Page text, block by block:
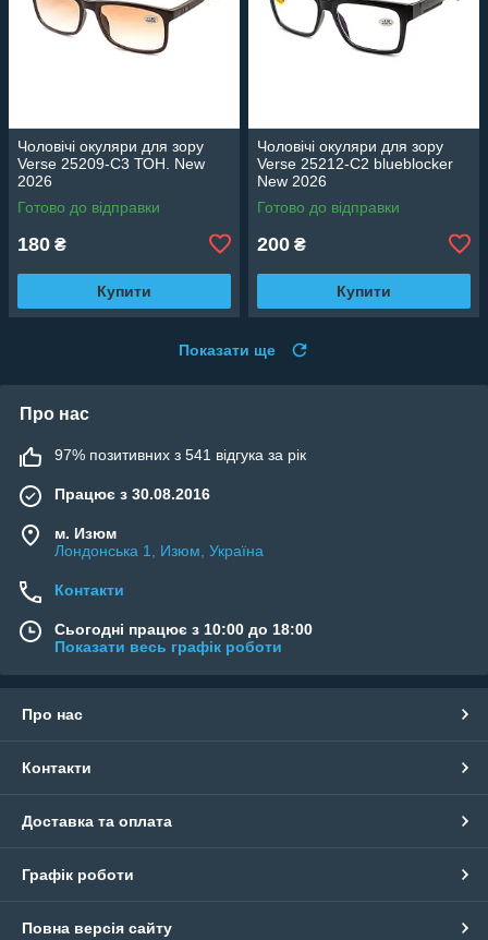
Чоловічі окуляри для зору
Verse 25209-C3 ТОН. New
2026
Готово до відправки
180 ₴
Купити
Чоловічі окуляри для зору
Verse 25212-C2 blueblocker
New 2026
Готово до відправки
200 ₴
Купити
Показати ще
Про нас
97% позитивних з 541 відгука за рік
Працює з 30.08.2016
м. Изюм
Лондонська 1, Изюм, Україна
Контакти
Сьогодні працює з 10:00 до 18:00
Показати весь графік роботи
Про нас
Контакти
Доставка та оплата
Графік роботи
Повна версія сайту